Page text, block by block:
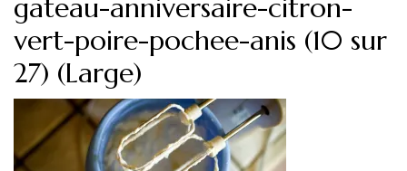
gateau-anniversaire-citron-
vert-poire-pochee-anis (10 sur
27) (Large)